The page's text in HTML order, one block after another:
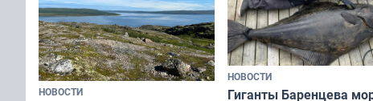
НОВОСТИ
НОВОСТИ
Гиганты Баренцева